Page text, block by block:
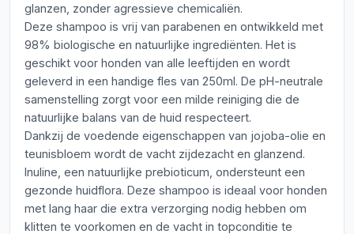
glanzen, zonder agressieve chemicaliën.
Deze shampoo is vrij van parabenen en ontwikkeld met
98% biologische en natuurlijke ingrediënten. Het is
geschikt voor honden van alle leeftijden en wordt
geleverd in een handige fles van 250ml. De pH-neutrale
samenstelling zorgt voor een milde reiniging die de
natuurlijke balans van de huid respecteert.
Dankzij de voedende eigenschappen van jojoba-olie en
teunisbloem wordt de vacht zijdezacht en glanzend.
Inuline, een natuurlijke prebioticum, ondersteunt een
gezonde huidflora. Deze shampoo is ideaal voor honden
met lang haar die extra verzorging nodig hebben om
klitten te voorkomen en de vacht in topconditie te